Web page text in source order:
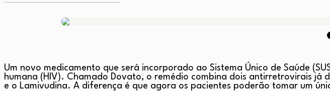
Um novo medicamento que será incorporado ao Sistema Único de Saúde
humana (HIV). Chamado Dovato, o remédio combina dois antirretrovirais
e o Lamivudina. A diferença é que agora os pacientes poderão tomar um